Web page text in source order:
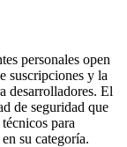
personales open
suscripciones y la
desarrolladores. El
de seguridad que
para
su categoría.